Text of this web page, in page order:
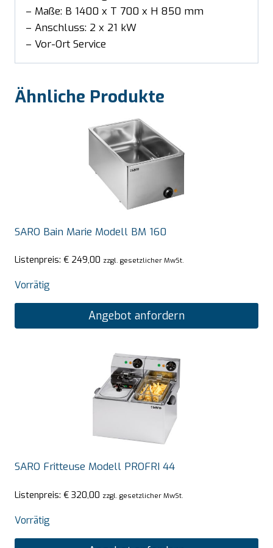
– Maße: B 1400 x T 700 x H 850 mm
– Anschluss: 2 x 21 kW
– Vor-Ort Service
Ähnliche Produkte
SARO Bain Marie Modell BM 160
Listenpreis: € 249,00 zzgl. gesetzlicher MwSt.
Vorrätig
Angebot anfordern
SARO Fritteuse Modell PROFRI 44
Listenpreis: € 320,00 zzgl. gesetzlicher MwSt.
Vorrätig